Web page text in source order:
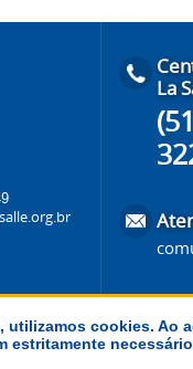
cookies. Ao
La